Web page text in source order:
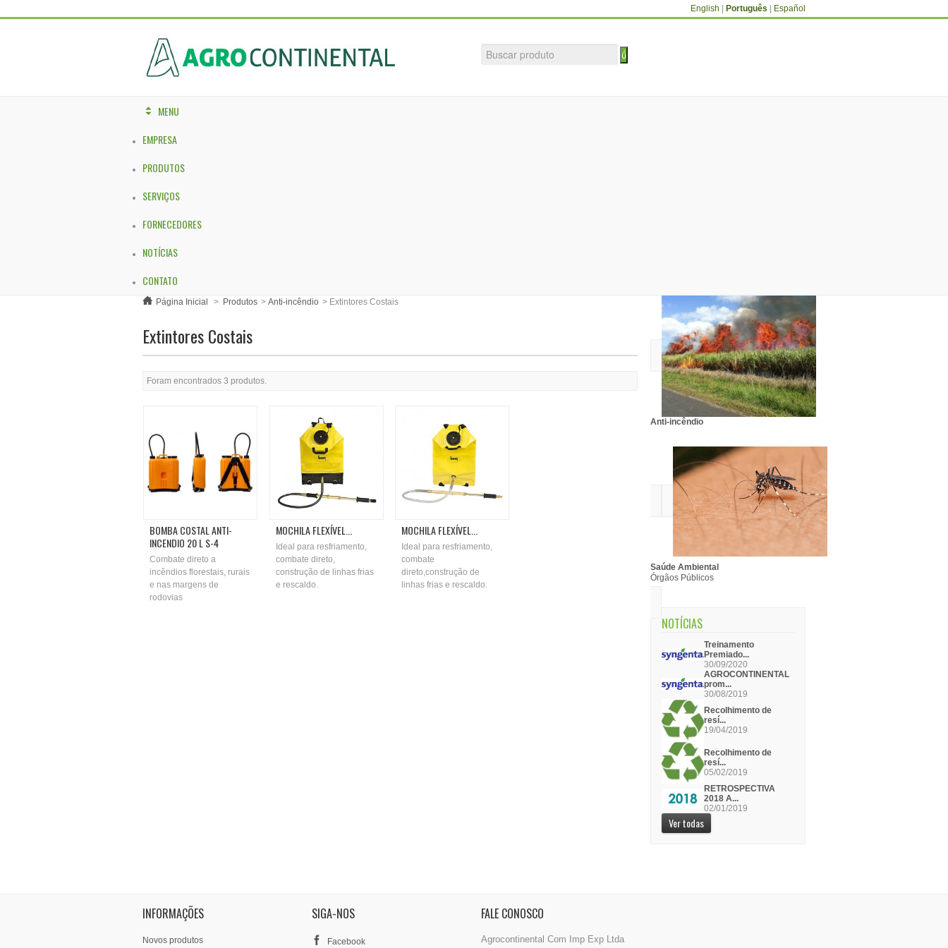
English Português Español
MENU
EMPRESA
PRODUTOS
SERVIÇOS
FORNECEDORES
NOTÍCIAS
CONTATO
Página Inicial > Produtos > Anti-incêndio > Extintores Costais
Extintores Costais
Foram encontrados 3 produtos.
BOMBA COSTAL ANTI-
INCENDIO 20 L S-4
Combate direto a
incêndios florestais, rurais
e nas margens de
rodovias
MOCHILA FLEXÍVEL...
Ideal para resfriamento,
combate direto,
construção de linhas frias
e rescaldo.
MOCHILA FLEXÍVEL...
Ideal para resfriamento,
combate
direto,construção de
linhas frias e rescaldo.
Anti-incêndio
Saúde Ambiental
Órgãos Públicos
NOTÍCIAS
Treinamento
Premiado...
30/09/2020
AGROCONTINENTAL
prom...
30/08/2019
Recolhimento de
resí...
19/04/2019
Recolhimento de
resí...
05/02/2019
RETROSPECTIVA
2018 A...
02/01/2019
Ver todas
INFORMAÇÕES
Novos produtos
SIGA-NOS
Facebook
FALE CONOSCO
Agrocontinental Com Imp Exp Ltda